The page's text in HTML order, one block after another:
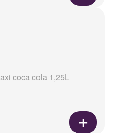
coca cola 1,25L